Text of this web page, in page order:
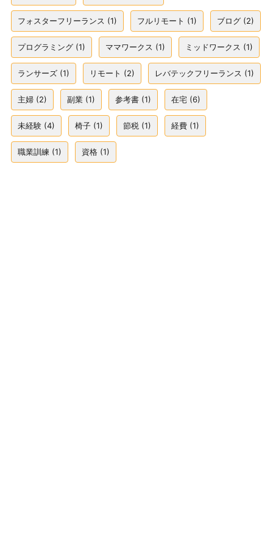
フォスターフリーランス (1) フルリモート (1) ブログ (2)
プログラミング (1) ママワークス (1) ミッドワークス (1)
ランサーズ (1) リモート (2) レバテックフリーランス (1)
主婦 (2) 副業 (1) 参考書 (1) 在宅 (6)
未経験 (4) 椅子 (1) 節税 (1) 経費 (1)
職業訓練 (1) 資格 (1)